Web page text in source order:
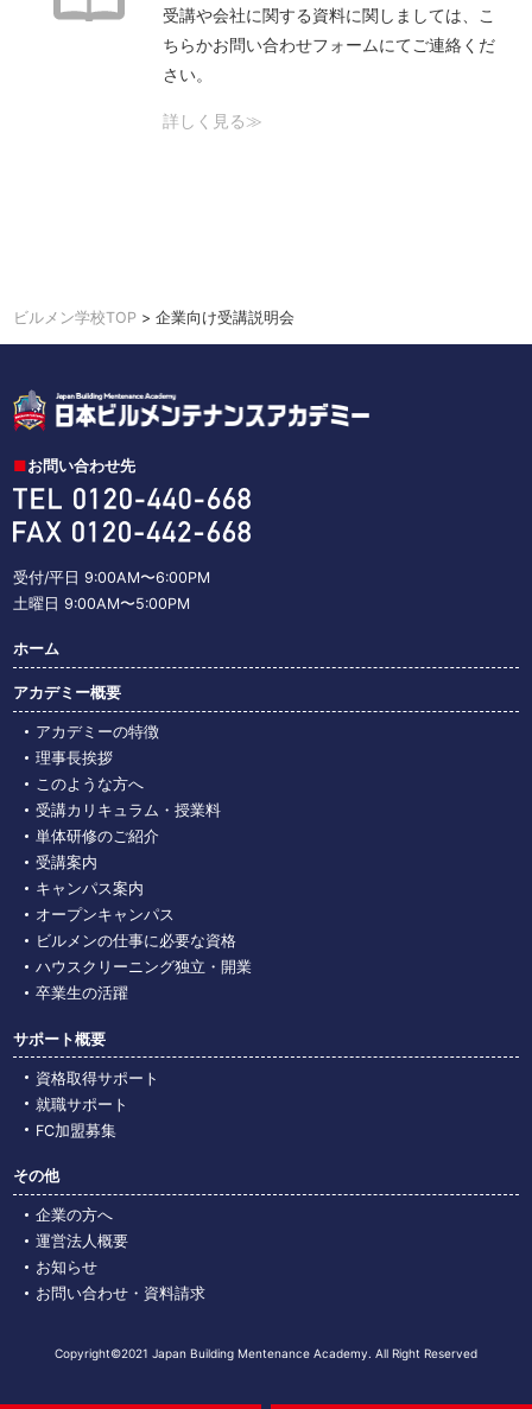
受講や会社に関する資料に関しましては、こ
ちらかお問い合わせフォームにてご連絡くだ
さい。
詳しく見る≫
ビルメン学校TOP >企業向け受講説明会
お問い合わせ先
受付/平日 9:00AM〜6:00PM
土曜日 9:00AM〜5:00PM
ホーム
アカデミー概要
アカデミーの特徴
理事長挨拶
このような⽅へ
受講カリキュラム・授業料
単体研修のご紹介
受講案内
キャンパス案内
オープンキャンパス
ビルメンの仕事に必要な資格
ハウスクリーニング独立・開業
卒業生の活躍
サポート概要
資格取得サポート
就職サポート
FC加盟募集
その他
企業の⽅へ
運営法人概要
お知らせ
お問い合わせ・資料請求
Copyright©2021 Japan Building Mentenance Academy. All Right Reserved